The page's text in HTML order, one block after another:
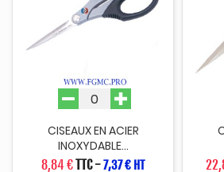
CISEAUX EN ACIER
INOXYDABLE...
8,84 €TTC-7,37 € HT